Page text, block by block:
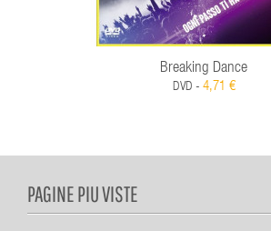
Breaking Dance
DVD - 4,71 €
PAGINE PIU VISTE